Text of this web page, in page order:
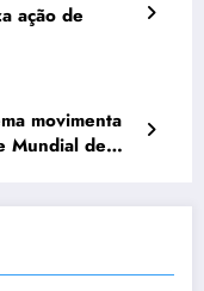
ação de
movimenta
Mundial de